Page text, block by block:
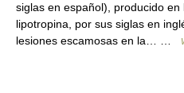
siglas en español), producido
lipotropina, por sus siglas en
lesiones escamosas en la… …